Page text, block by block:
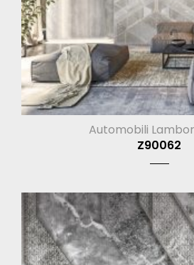
Automobili
Z90062